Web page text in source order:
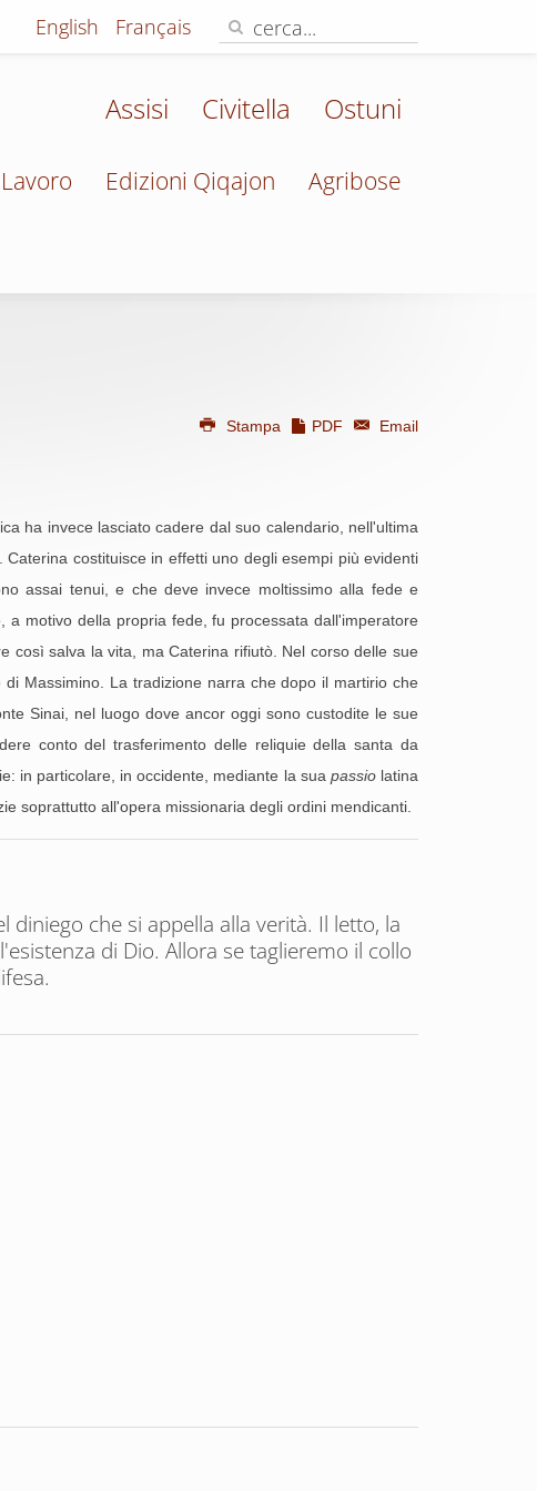
English Français
Assisi Civitella Ostuni
Lavoro Edizioni Qiqajon Agribose
Stampa PDF Email
ha invece lasciato cadere dal suo calendario, nell'ultima
costituisce in effetti uno degli esempi più evidenti
assai tenui, e che deve invece moltissimo alla fede e
motivo della propria fede, fu processata dall'imperatore
così salva la vita, ma Caterina rifiutò. Nel corso delle sue
Massimino. La tradizione narra che dopo il martirio che
Sinai, nel luogo dove ancor oggi sono custodite le sue
conto del trasferimento delle reliquie della santa da
in particolare, in occidente, mediante la sua passiolatina
soprattutto all'opera missionaria degli ordini mendicanti.
che si appella alla verità. Il letto, la
di Dio. Allora se taglieremo il collo